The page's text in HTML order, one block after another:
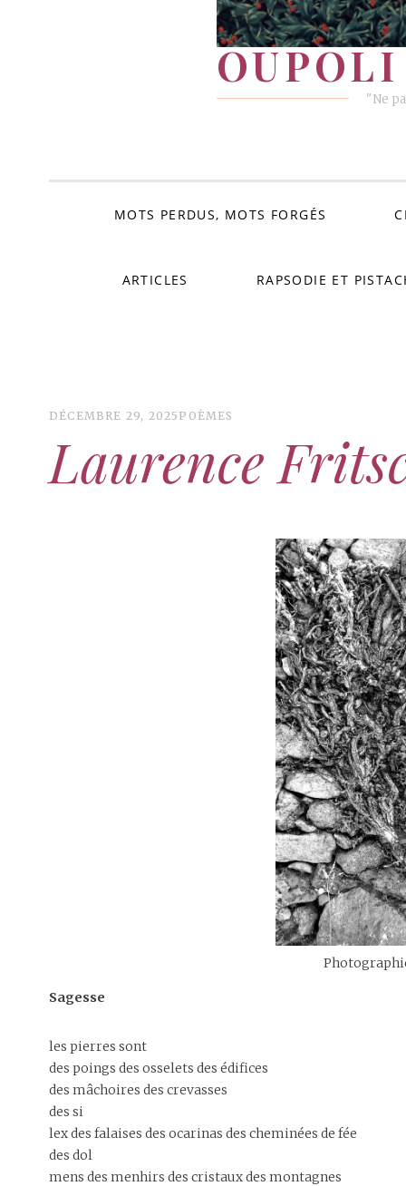
"Ne
MOTS PERDUS, MOTS FORGÉS
ARTICLES RAPSODIE ET
DÉCEMBRE 29, 2025 POÈMES
Laurence
Sagesse
les pierres sont
des poings des osselets des édifices
des mâchoires des crevasses
des si
lex des falaises des ocarinas des cheminées de fée
des dol
mens des menhirs des cristaux des montagnes